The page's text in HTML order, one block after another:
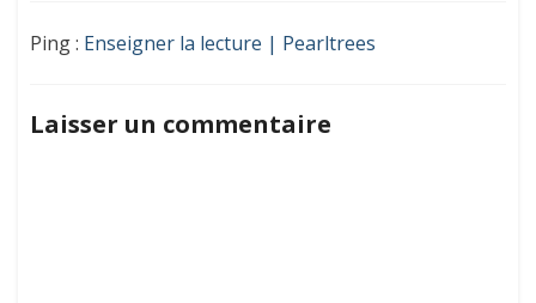
CP
Ping : Enseigner la lecture | Pearltrees
Laisser un commentaire